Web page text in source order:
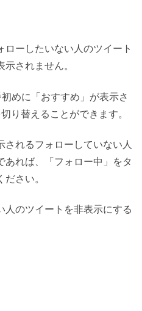
ローしたいない人のツイート
されません。
めに「おすすめ」が表示さ
り替えることができます。
れるフォローしていない人
れば、「フォロー中」をタ
さい。
人のツイートを非表示にする